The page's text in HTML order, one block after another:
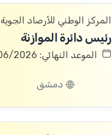
المركز الوطني للأرصاد الجوية
رئيس دائرة الموازنة
الموعد النهائي: 06/06/2026
دمشق